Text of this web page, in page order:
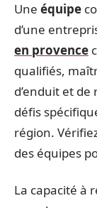
Une équipe
d’une
en provence
qualifiés,
d’enduit et
défis
région.
des équipes
La capacité à